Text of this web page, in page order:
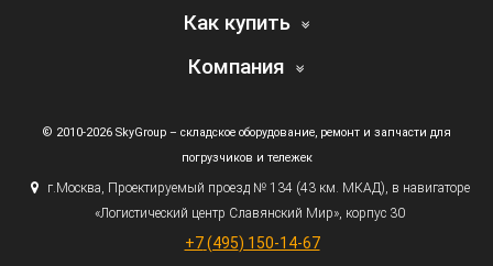
Как купить
Компания
© 2010-2026 SkyGroup – складское оборудование, ремонт и запчасти для
погрузчиков и тележек
г. Москва, Проектируемый проезд № 134 (43км. МКАД), в навигаторе
«Логистический центр Славянский Мир», корпус 30
+7 (495) 150-14-67